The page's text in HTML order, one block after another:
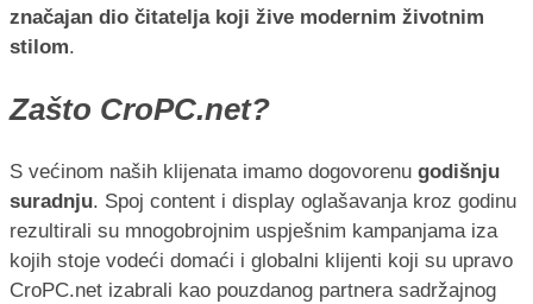
značajan dio čitatelja koji žive modernim životnim
stilom.
Zašto CroPC.net?
S većinom naših klijenata imamo dogovorenu godišnju
suradnju. Spoj content i display oglašavanja kroz godinu
rezultirali su mnogobrojnim uspješnim kampanjama iza
kojih stoje vodeći domaći i globalni klijenti koji su upravo
CroPC.net izabrali kao pouzdanog partnera sadržajnog